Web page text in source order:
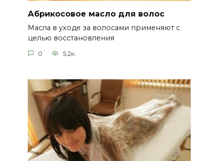
Абрикосовое масло для волос
Масла в уходе за волосами применяют с
целью восстановления
0 5.2к.